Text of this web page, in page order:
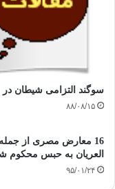
ی اسلامی و رشته
ساخته،قرار می
دهد.همین احساس
مؤمن،صادقانه ترین
و خالصانه ترین
سوگند التزامی شیطان در
۸۸/۰۸/۱۵
16 معارض مصری از
العریان به حبس محکوم
۹۵/۰۱/۲۴